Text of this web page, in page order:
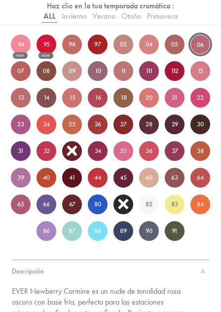
Haz clic en la tua temporada cromática :
ALL
Invierno Verano Otoño Primavera
94
NEW
95
NEW
96 97 02 04 05 06
07 08 09 10 11 111 112 12
13 14 15 16 18 20 21 22
23 24 25 26 27 28 29 30
31 32 33 34 35 36 37 38
39 40 41 44 45 60 63 64
65 66 67 80 81 82 83 84
86 87 88 89 90 91
Descripción
EVER Newberry Carmine es un nude de tonalidad rosa
oscuro con base fría, perfecto para las estaciones